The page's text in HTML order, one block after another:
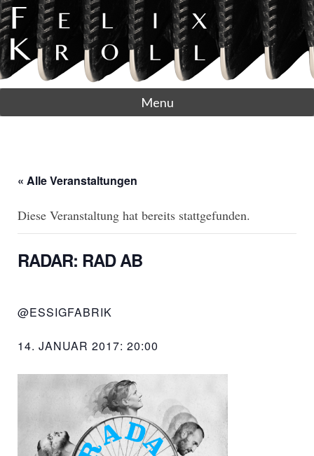
Menu
« Alle Veranstaltungen
Diese Veranstaltung hat bereits stattgefunden.
RADAR: RAD AB
@ESSIGFABRIK
14. JANUAR 2017: 20:00